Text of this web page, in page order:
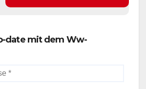
date mit dem Ww-